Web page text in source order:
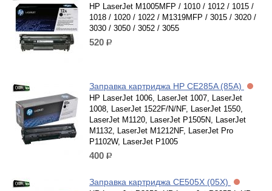
HP LaserJet M1005MFP / 1010 / 1012 / 1015 /
1018 / 1020 / 1022 / M1319MFP / 3015 / 3020 /
3030 / 3050 / 3052 / 3055
520 р.
Заправка картриджа HP CE285A (85A)
HP LaserJet 1006, LaserJet 1007, LaserJet
1008, LaserJet 1522F/N/NF, LaserJet 1550,
LaserJet M1120, LaserJet P1505N, LaserJet
M1132, LaserJet M1212NF, LaserJet Pro
P1102W, LaserJet P1005
400 р.
Заправка картриджа CE505X (05X)